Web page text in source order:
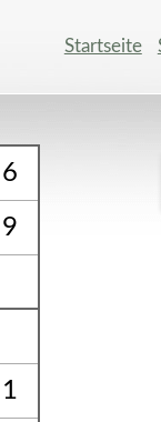
Startseite
6
9
1